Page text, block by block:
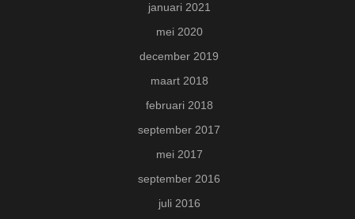
januari 2021
mei 2020
december 2019
maart 2018
februari 2018
september 2017
mei 2017
september 2016
juli 2016